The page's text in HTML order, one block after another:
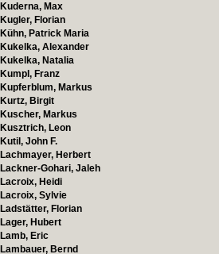
Kuderna, Max
Kugler, Florian
Kühn, Patrick Maria
Kukelka, Alexander
Kukelka, Natalia
Kumpl, Franz
Kupferblum, Markus
Kurtz, Birgit
Kuscher, Markus
Kusztrich, Leon
Kutil, John F.
Lachmayer, Herbert
Lackner-Gohari, Jaleh
Lacroix, Heidi
Lacroix, Sylvie
Ladstätter, Florian
Lager, Hubert
Lamb, Eric
Lambauer, Bernd